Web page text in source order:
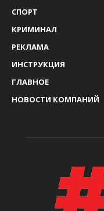
СПОРТ
КРИМИНАЛ
РЕКЛАМА
ИНСТРУКЦИЯ
ГЛАВНОЕ
НОВОСТИ КОМПАНИЙ